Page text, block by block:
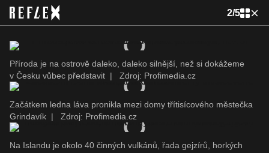
2/5
Příroda je na ostrově daleko, daleko silnější, než si dokážeme
v Česku vůbec představit | Zdroj: Profimedia.cz
Začátkem ledna láva pronikla mezi domy třítisícového městečka
Grindavík | Zdroj: Profimedia.cz
Na Islandu je okolo 40 činných vulkánů, řada gejzírů, horkých